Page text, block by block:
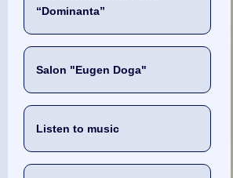
“Dominanta”
Salon "Eugen Doga"
Listen to music